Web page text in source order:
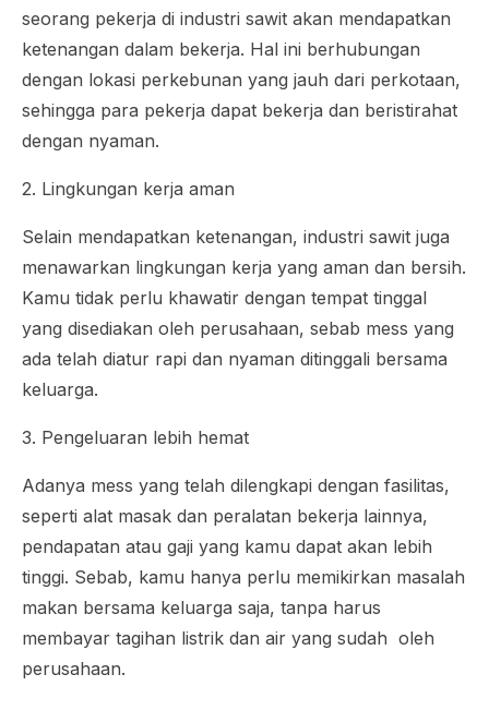
seorang pekerja di industri sawit akan mendapatkan
ketenangan dalam bekerja. Hal ini berhubungan
dengan lokasi perkebunan yang jauh dari perkotaan,
sehingga para pekerja dapat bekerja dan beristirahat
dengan nyaman.
2. Lingkungan kerja aman
Selain mendapatkan ketenangan, industri sawit juga
menawarkan lingkungan kerja yang aman dan bersih.
Kamu tidak perlu khawatir dengan tempat tinggal
yang disediakan oleh perusahaan, sebab mess yang
ada telah diatur rapi dan nyaman ditinggali bersama
keluarga.
3. Pengeluaran lebih hemat
Adanya mess yang telah dilengkapi dengan fasilitas,
seperti alat masak dan peralatan bekerja lainnya,
pendapatan atau gaji yang kamu dapat akan lebih
tinggi. Sebab, kamu hanya perlu memikirkan masalah
makan bersama keluarga saja, tanpa harus
membayar tagihan listrik dan air yang sudah oleh
perusahaan.